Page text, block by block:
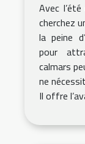
Avec
cherchez
la peine
pour
calmars
ne
Il offre